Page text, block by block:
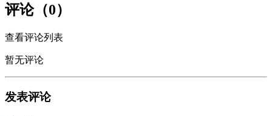
评论（0）
查看评论列表
暂无评论
发表评论